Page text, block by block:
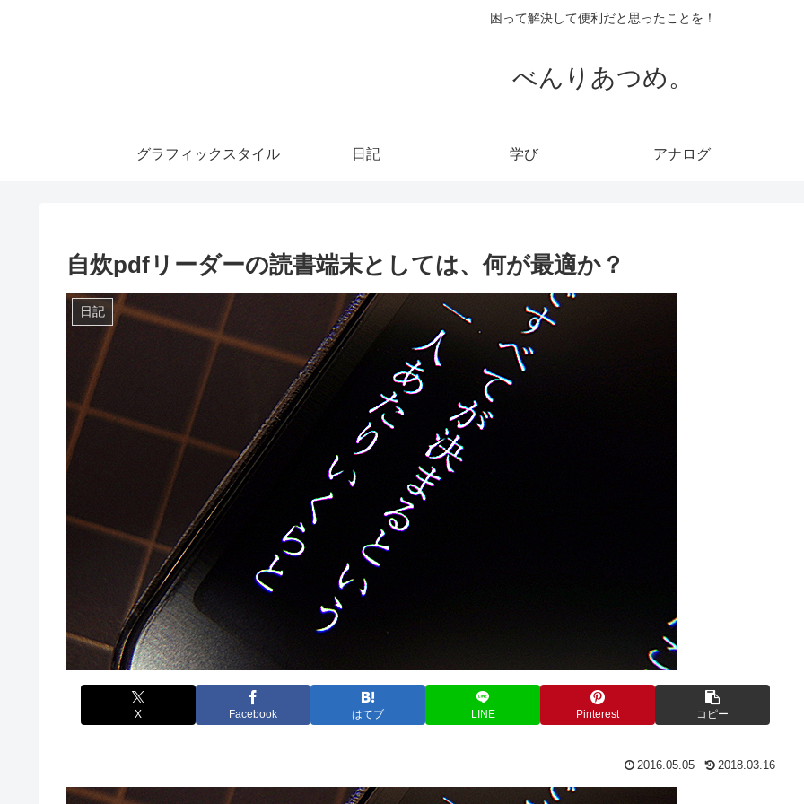
困って解決して便利だと思ったことを！
べんりあつめ。
グラフィックスタイル 日記 学び アナログ
自炊pdfリーダーの読書端末としては、何が最適か？
日記
X Facebook はてブ LINE Pinterest コピー
2016.05.05 2018.03.16